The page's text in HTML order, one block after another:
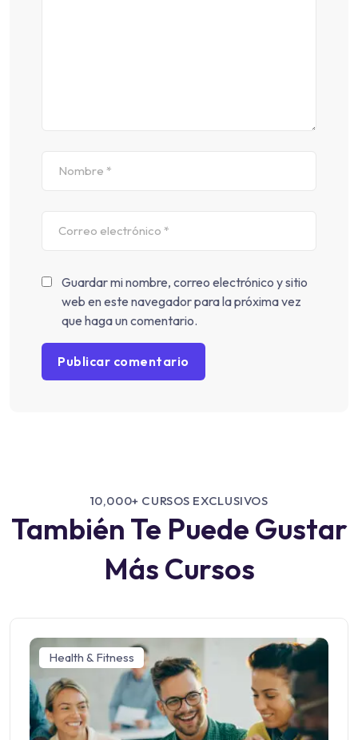
Guardar mi nombre, correo electrónico y sitio
web en este navegador para la próxima vez
que haga un comentario.
10,000+ CURSOS EXCLUSIVOS
También Te Puede Gustar
Más Cursos
Health & Fitness